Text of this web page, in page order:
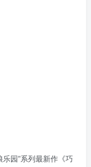
园”系列最新作《巧